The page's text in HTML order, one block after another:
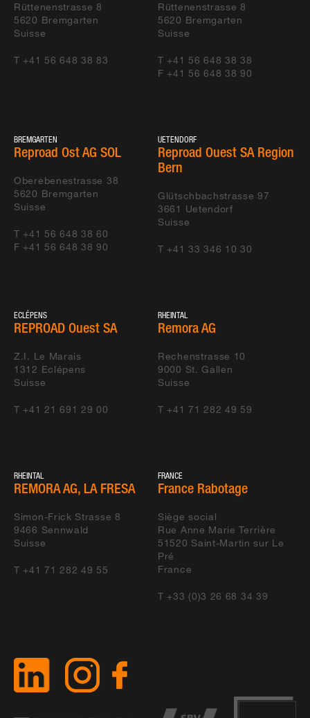
Rüttenenstrasse 8
5620 Bremgarten
Suisse
T +41 56 648 38 83
Rüttenenstrasse 8
5620 Bremgarten
Suisse
T +41 56 648 38 38
F +41 56 648 38 90
BREMGARTEN
Reproad Ost AG SOL
Oberebenestrasse 38
5620 Bremgarten
Suisse
T +41 56 648 38 60
F +41 56 648 38 90
UETENDORF
Reproad Ouest SA Region
Bern
Glütschbachstrasse 97
3661 Uetendorf
Suisse
T +41 33 346 10 30
ECLÉPENS
REPROAD Ouest SA
Z.I. Le Marais
1312 Eclépens
Suisse
T +41 21 691 29 00
RHEINTAL
Remora AG
Rechenstrasse 10
9000 St. Gallen
Suisse
T +41 71 282 49 59
RHEINTAL
REMORA AG, LA FRESA
Simon-Frick Strasse 8
9466 Sennwald
Suisse
T +41 71 282 49 55
FRANCE
France Rabotage
Siège social
Rue Anne Marie Terrière
51520 Saint-Martin sur Le
Pré
France
T +33 (0)3 26 68 34 39